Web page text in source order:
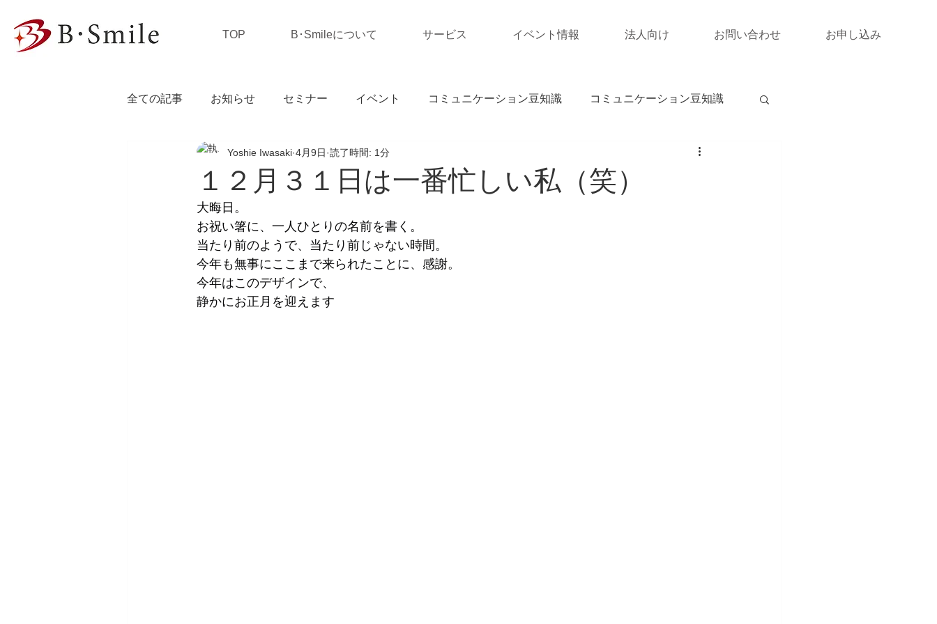
TOP B･Smileについて サービス イベント情報 法人向け お問い合わせ お申し込み
全ての記事 お知らせ セミナー イベント コミュニケーション豆知識 コミュニケーション豆知識
私の独り言
１２月３１日は一番忙しい私（笑）
Yoshie Iwasaki 4月9日 読了時間: 1分
大晦日。
お祝い箸に、一人ひとりの名前を書く。
当たり前のようで、当たり前じゃない時間。
今年も無事にここまで来られたことに、感謝。
今年はこのデザインで、
静かにお正月を迎えます